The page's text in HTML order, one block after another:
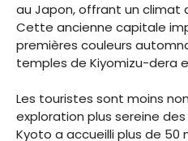
au Japon, offrant un climat
Cette ancienne capitale
premières couleurs
temples de Kiyomizu-dera
Les touristes sont moins
exploration plus sereine
Kyoto a accueilli plus de 50